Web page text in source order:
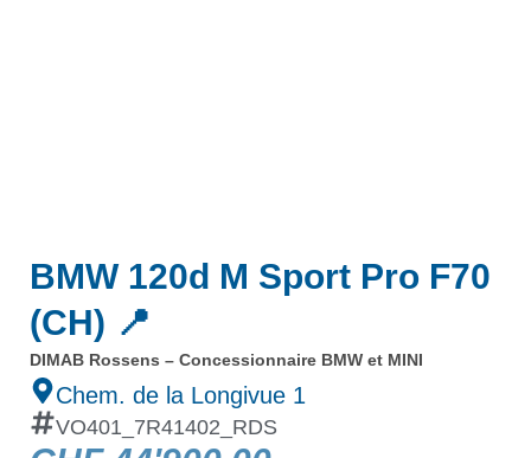
BMW 120d M Sport Pro F70
(CH) 📍
DIMAB Rossens – Concessionnaire BMW et MINI
Chem. de la Longivue 1
VO401_7R41402_RDS